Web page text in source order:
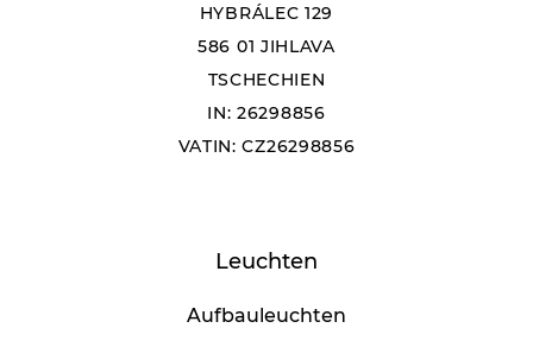
HYBRÁLEC 129
586 01 JIHLAVA
TSCHECHIEN
IN: 26298856
VATIN: CZ26298856
Leuchten
Aufbauleuchten